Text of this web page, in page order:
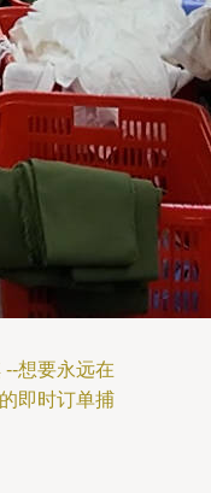
想要永远在
即时订单捕